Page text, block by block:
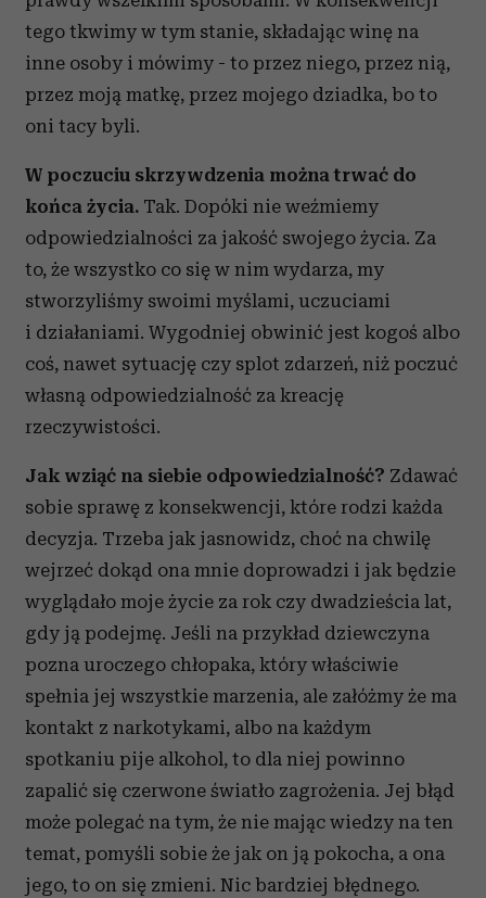
tego tkwimy w tym stanie, składając winę na
inne osoby i mówimy - to przez niego, przez nią,
przez moją matkę, przez mojego dziadka, bo to
oni tacy byli.
W poczuciu skrzywdzenia można trwać do
końca życia. Tak. Dopóki nie weźmiemy
odpowiedzialności za jakość swojego życia. Za
to, że wszystko co się w nim wydarza, my
stworzyliśmy swoimi myślami, uczuciami
i działaniami. Wygodniej obwinić jest kogoś albo
coś, nawet sytuację czy splot zdarzeń, niż poczuć
własną odpowiedzialność za kreację
rzeczywistości.
Jak wziąć na siebie odpowiedzialność? Zdawać
sobie sprawę z konsekwencji, które rodzi każda
decyzja. Trzeba jak jasnowidz, choć na chwilę
wejrzeć dokąd ona mnie doprowadzi i jak będzie
wyglądało moje życie za rok czy dwadzieścia lat,
gdy ją podejmę. Jeśli na przykład dziewczyna
pozna uroczego chłopaka, który właściwie
spełnia jej wszystkie marzenia, ale załóżmy że ma
kontakt z narkotykami, albo na każdym
spotkaniu pije alkohol, to dla niej powinno
zapalić się czerwone światło zagrożenia. Jej błąd
może polegać na tym, że nie mając wiedzy na ten
temat, pomyśli sobie że jak on ją pokocha, a ona
jego, to on się zmieni. Nic bardziej błędnego.